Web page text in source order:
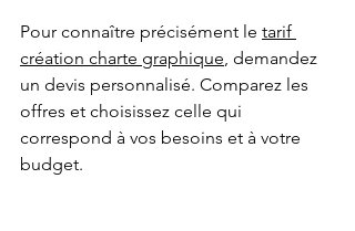
Pour connaître précisément le tarif
création charte graphique , demandez
un devis personnalisé. Comparez les
offres et choisissez celle qui
correspond à vos besoins et à votre
budget.